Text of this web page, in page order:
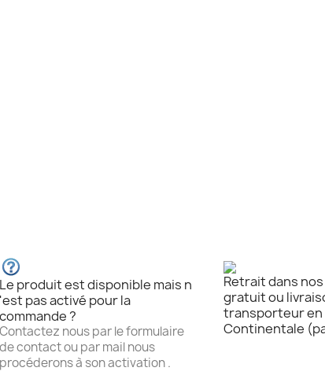
Le produit est disponible mais n
'est pas activé pour la
commande ?
Contactez nous par le formulaire
de contact ou par mail nous
procéderons à son activation .
Retrait dans
gratuit ou
transporteur en
Continentale